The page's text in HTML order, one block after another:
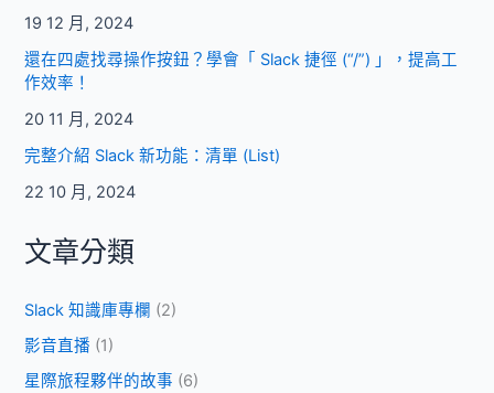
19 12 月, 2024
還在四處找尋操作按鈕？學會「 Slack 捷徑 (“/”) 」，提高工
作效率！
20 11 月, 2024
完整介紹 Slack 新功能：清單 (List)
22 10 月, 2024
文章分類
Slack 知識庫專欄 (2)
影音直播 (1)
星際旅程夥伴的故事 (6)